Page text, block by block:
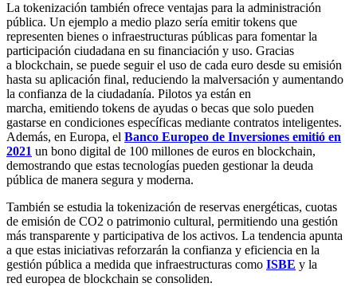
La tokenización también ofrece ventajas para la administración
pública. Un ejemplo a medio plazo sería emitir tokens que
representen bienes o infraestructuras públicas para fomentar la
participación ciudadana en su financiación y uso. Gracias
a blockchain, se puede seguir el uso de cada euro desde su emisión
hasta su aplicación final, reduciendo la malversación y aumentando
la confianza de la ciudadanía. Pilotos ya están en
marcha, emitiendo tokens de ayudas o becas que solo pueden
gastarse en condiciones específicas mediante contratos inteligentes.
Además, en Europa, el Banco Europeo de Inversiones emitió en
2021 un bono digital de 100 millones de euros en blockchain,
demostrando que estas tecnologías pueden gestionar la deuda
pública de manera segura y moderna.
También se estudia la tokenización de reservas energéticas, cuotas
de emisión de CO2 o patrimonio cultural, permitiendo una gestión
más transparente y participativa de los activos. La tendencia apunta
a que estas iniciativas reforzarán la confianza y eficiencia en la
gestión pública a medida que infraestructuras como ISBE y la
red europea de blockchain se consoliden.